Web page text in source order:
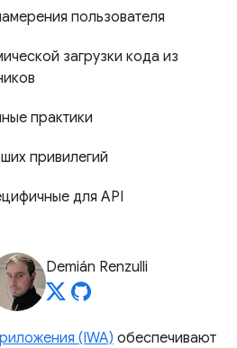
пользователя
загрузки кода из
практики
привилегий
для API
Demián Renzulli
(IWA) обеспечивают